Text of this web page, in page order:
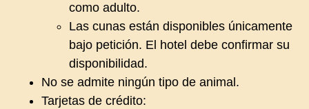
como adulto.
Las cunas están disponibles únicamente
bajo petición. El hotel debe confirmar su
disponibilidad.
No se admite ningún tipo de animal.
Tarjetas de crédito: